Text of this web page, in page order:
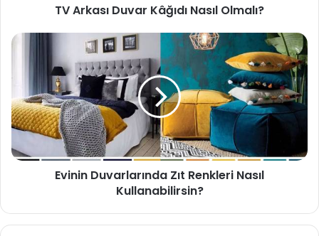
TV Arkası Duvar Kâğıdı Nasıl Olmalı?
Evinin Duvarlarında Zıt Renkleri Nasıl
Kullanabilirsin?